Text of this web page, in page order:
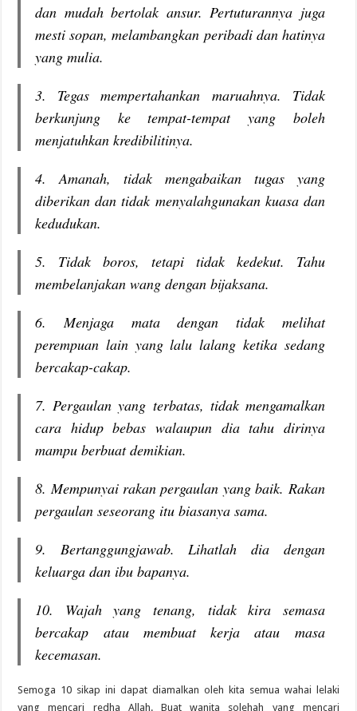
dan mudah bertolak ansur. Pertuturannya juga
mesti sopan, melambangkan peribadi dan hatinya
yang mulia.
3. Tegas mempertahankan maruahnya. Tidak
berkunjung ke tempat-tempat yang boleh
menjatuhkan kredibilitinya.
4. Amanah, tidak mengabaikan tugas yang
diberikan dan tidak menyalahgunakan kuasa dan
kedudukan.
5. Tidak boros, tetapi tidak kedekut. Tahu
membelanjakan wang dengan bijaksana.
6. Menjaga mata dengan tidak melihat
perempuan lain yang lalu lalang ketika sedang
bercakap-cakap.
7. Pergaulan yang terbatas, tidak mengamalkan
cara hidup bebas walaupun dia tahu dirinya
mampu berbuat demikian.
8. Mempunyai rakan pergaulan yang baik. Rakan
pergaulan seseorang itu biasanya sama.
9. Bertanggungjawab. Lihatlah dia dengan
keluarga dan ibu bapanya.
10. Wajah yang tenang, tidak kira semasa
bercakap atau membuat kerja atau masa
kecemasan.
Semoga 10 sikap ini dapat diamalkan oleh kita semua wahai lelaki
yang mencari redha Allah. Buat wanita solehah yang mencari